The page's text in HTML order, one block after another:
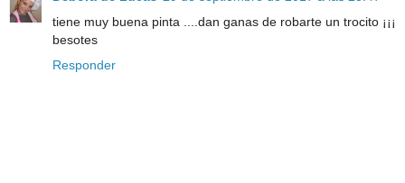
tiene muy buena pinta ....dan ganas de robarte un trocito ¡¡¡
besotes
Responder